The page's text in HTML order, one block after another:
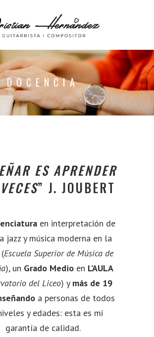
DOCENCIA
ES APRENDER
” J. JOUBERT
en interpretación de
jazz y música moderna en la
(Escuela Superior de Música de
), un Grado Medioen L’AULA
del Liceo) y más de 19
a personas de todos
y edades: esta es mi
garantía de calidad.